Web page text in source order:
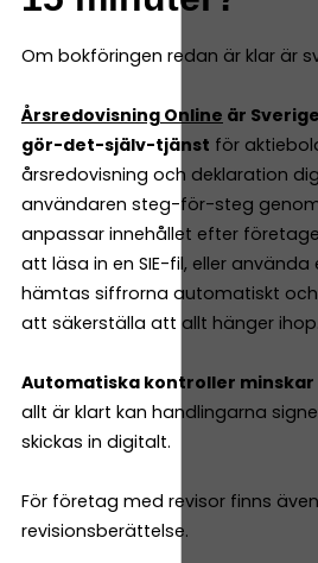
Om bokföringen redan är klar är
Årsredovisning Online är
gör-det-själv-tjänst för
årsredovisning och deklaration
användaren steg-för-steg
anpassar innehållet efter
att läsa in en SIE-fil, eller
hämtas siffrorna automatiskt
att säkerställa att allt hänger ihop.
Automatiska kontroller
allt är klart kan handlingarna
skickas in digitalt.
För företag med revisor finns
revisionsberättelse.